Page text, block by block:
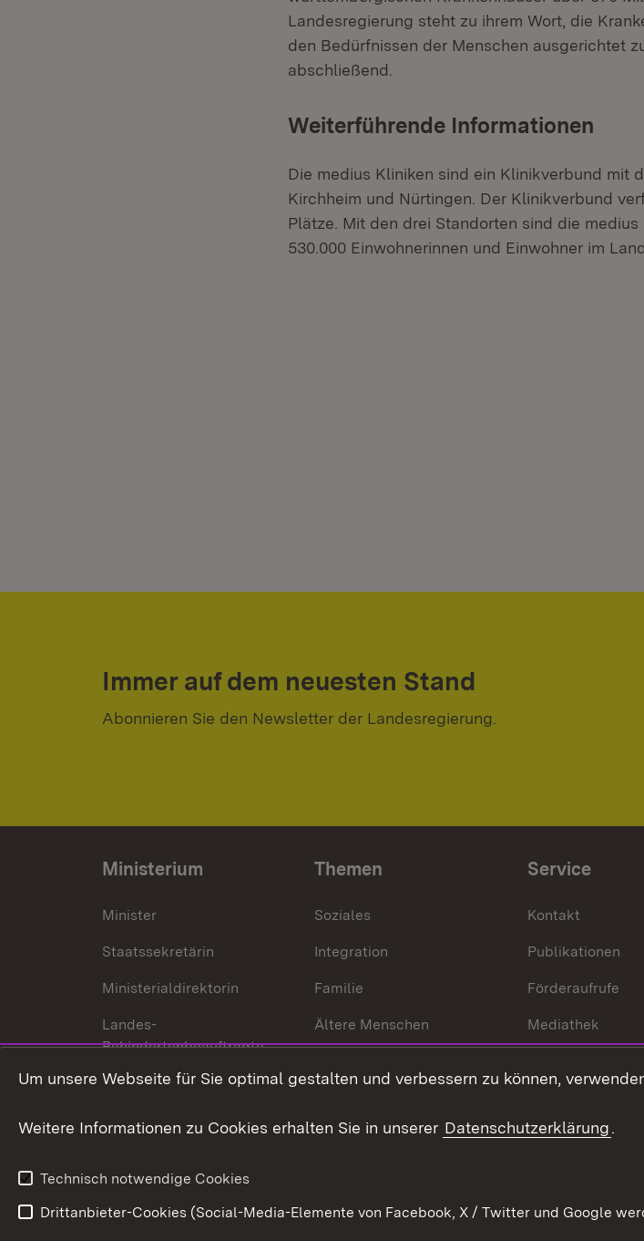
Landesregierung steht zu ihrem Wort, die
den Bedürfnissen der Menschen ausgerichtet
abschließend.
Weiterführende Informationen
Die medius Kliniken sind ein Klinikverbund mit
Kirchheim und Nürtingen. Der Klinikverbund
Plätze. Mit den drei Standorten sind die
530.000 Einwohnerinnen und Einwohner im
Immer auf dem neuesten Stand
Abonnieren Sie den Newsletter der Landesregierung.
Ministerium
Minister
Staatssekretärin
Ministerialdirektorin
Landes-
Behindertenbeauftragte
Bürgerreferent
Karriere
Themen
Soziales
Integration
Familie
Ältere Menschen
Behinderungen
Bürgerengagement
Service
Kontakt
Publikationen
Förderaufrufe
Mediathek
Um unsere Webseite für Sie optimal gestalten und verbessern zu können,
Weitere Informationen zu Cookies erhalten Sie in unserer Datenschutzerklärung.
Technisch notwendige Cookies
Drittanbieter-Cookies (Social-Media-Elemente von Facebook, X / Twitter und Google